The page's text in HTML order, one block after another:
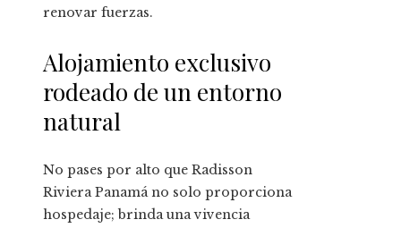
renovar fuerzas.
Alojamiento exclusivo
rodeado de un entorno
natural
No pases por alto que Radisson
Riviera Panamá no solo proporciona
hospedaje; brinda una vivencia